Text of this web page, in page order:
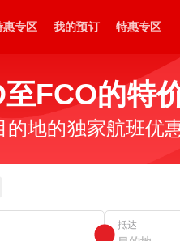
惠专区 我的预订 特惠专区
FCO的特
的地的独家航班优
抵达